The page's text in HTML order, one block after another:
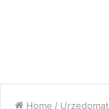
Home /